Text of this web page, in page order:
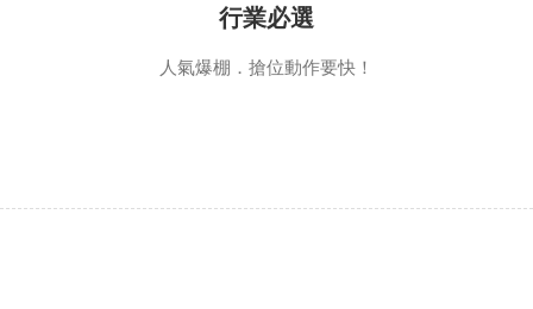
行業必選
人氣爆棚．搶位動作要快！